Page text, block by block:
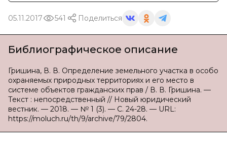
05.11.2017 541 Поделиться
Библиографическое описание
Гришина, В. В. Определение земельного участка в особо
охраняемых природных территориях и его место в
системе объектов гражданских прав / В. В. Гришина. —
Текст : непосредственный // Новый юридический
вестник. — 2018. — № 1 (3). — С. 24-28. — URL:
https://moluch.ru/th/9/archive/79/2804.